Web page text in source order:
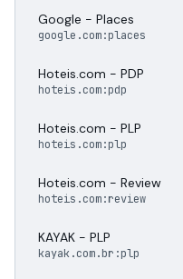
Google - Places
google.com:places
Hoteis.com - PDP
hoteis.com:pdp
Hoteis.com - PLP
hoteis.com:plp
Hoteis.com - Review
hoteis.com:review
KAYAK - PLP
kayak.com.br:plp